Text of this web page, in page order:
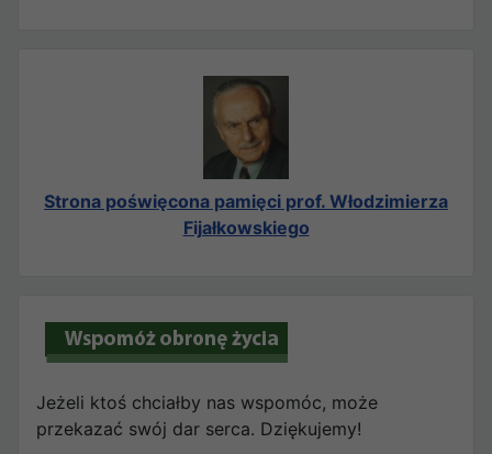
Strona poświęcona pamięci prof. Włodzimierza
Fijałkowskiego
Jeżeli ktoś chciałby nas wspomóc, może
przekazać swój dar serca. Dziękujemy!